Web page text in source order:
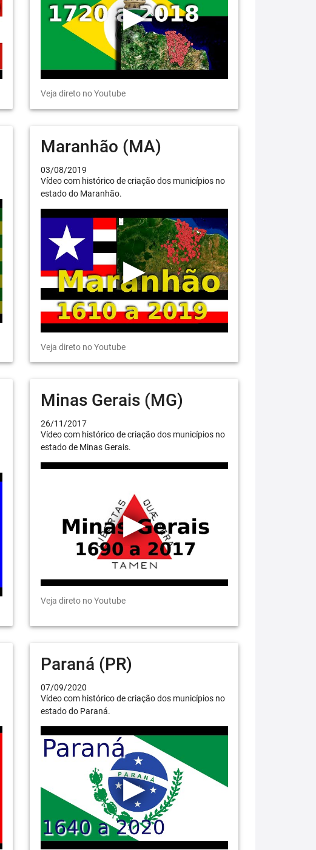
Veja direto no Youtube
Maranhão (MA)
03/08/2019
Vídeo com histórico de criação dos municípios no
estado do Maranhão.
Veja direto no Youtube
Minas Gerais (MG)
26/11/2017
Vídeo com histórico de criação dos municípios no
estado de Minas Gerais.
Veja direto no Youtube
Paraná (PR)
07/09/2020
Vídeo com histórico de criação dos municípios no
estado do Paraná.